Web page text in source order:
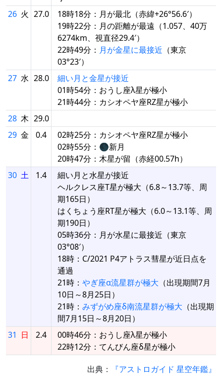
26 火 27.0
18時18分：月が最北（赤緯+26°56.6′）
19時22分：月の距離が最遠（1.057、40万
6274km、視直径29.4′）
22時49分： 月が金星に最接近 （東京
03°23′）
27 水 28.0
細い月と金星が接近
01時54分：おうし座λ星が極小
21時44分：カシオペヤ座RZ星が極小
28 木 29.0
29 金 0.4
02時25分：カシオペヤ座RZ星が極小
02時55分：🌑新月
20時47分：木星が留（赤経00.57h）
30 土 1.4
細い月と水星が接近
ヘルクレス座T星が極大（6.8～13.7等、周
期165日）
はくちょう座RT星が極大（6.0～13.1等、周
期190日）
05時36分：月が水星に最接近（東京
03°08′）
18時：C/2021 P4アトラス彗星が近日点を
通過
21時： やぎ座α流星群が極大 （出現期間7月
10日～8月25日）
21時： みずがめ座δ南流星群が極大 （出現期
間7月15日～8月20日）
31 日 2.4
00時46分：おうし座λ星が極小
22時12分：てんびん座δ星が極小
出典：
『アストロガイド 星空年鑑』